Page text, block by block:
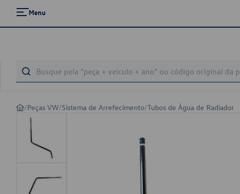
Menu
/Peças VW/Sistema de Arrefecimento/Tubos de Água de Radiador